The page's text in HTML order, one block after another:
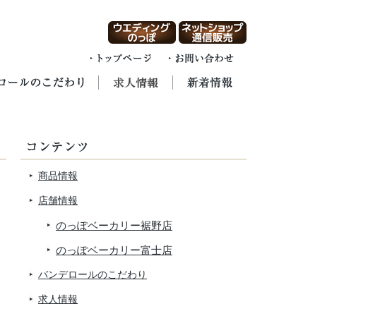
商品情報
店舗情報
のっぽベーカリー裾野店
のっぽベーカリー富士店
バンデロールのこだわり
求人情報